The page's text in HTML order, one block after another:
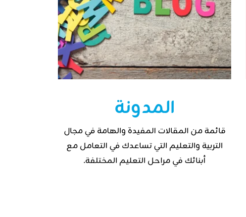
المدونة
قائمة من المقالات المفيدة والهامة في مجال
التربية والتعليم التي تساعدك في التعامل مع
أبنائك في مراحل التعليم المختلفة.